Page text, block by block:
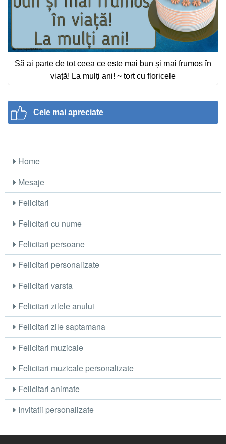
Să ai parte de tot ceea ce este mai bun și mai frumos în
viață! La mulți ani! ~ tort cu floricele
Cele mai apreciate
Home
Mesaje
Felicitari
Felicitari cu nume
Felicitari persoane
Felicitari personalizate
Felicitari varsta
Felicitari zilele anului
Felicitari zile saptamana
Felicitari muzicale
Felicitari muzicale personalizate
Felicitari animate
Invitatii personalizate